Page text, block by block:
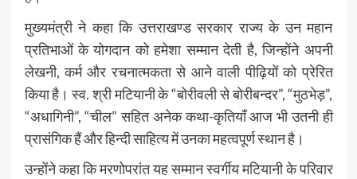
मुख्यमंत्री ने कहा कि उत्तराखण्ड सरकार राज्य के उन महान
प्रतिभाओं के योगदान को हमेशा सम्मान देती है, जिन्होंने अपनी
लेखनी, कर्म और रचनात्मकता से आने वाली पीढ़ियों को प्रेरित
किया है। स्व. श्री मटियानी के “बोरीवली से बोरीबन्दर”, “मुठभेड़”,
“अधागिनी”, “चील” सहित अनेक कथा-कृतियाँ आज भी उतनी ही
प्रासंगिक हैं और हिन्दी साहित्य में उनका महत्वपूर्ण स्थान है।
उन्होंने कहा कि मरणोपरांत यह सम्मान स्वर्गीय मटियानी के परिवार